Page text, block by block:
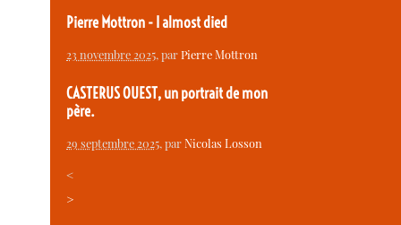
Pierre Mottron - I almost died
23 novembre 2025, parPierre Mottron
CASTERUS OUEST, un portrait de mon
père.
29 septembre 2025, parNicolas Losson
<
>